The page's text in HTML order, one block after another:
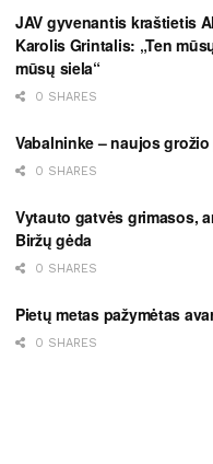
JAV gyvenantis kraštietis
Karolis Grintalis: „Ten
mūsų siela“
0 SHARES
Vabalninke – naujos
0 SHARES
Vytauto gatvės grimasos,
Biržų gėda
0 SHARES
Pietų metas pažymėtas
0 SHARES